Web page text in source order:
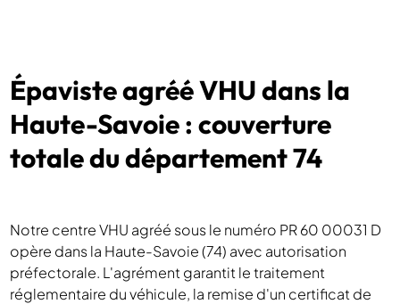
Épaviste agréé VHU dans la
Haute-Savoie : couverture
totale du département 74
Notre centre VHU agréé sous le numéro PR 60 00031 D
opère dans la Haute-Savoie (74) avec autorisation
préfectorale. L'agrément garantit le traitement
réglementaire du véhicule, la remise d'un certificat de